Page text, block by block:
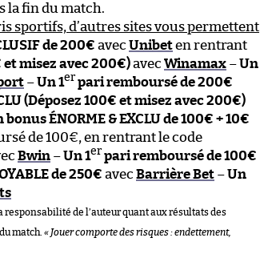
la fin du match.
sportifs, d’autres sites vous permettent
de 200€ avec Unibeten rentrant
et misez avec 200€)avec Winamax –Un
–Un 1er pari remboursé de 200€
(Déposez 100€ et misez avec 200€)
bonus ÉNORME & EXCLU de 100€ + 10€
de 100€, en rentrant le code
Bwin –Un 1er pari remboursé de 100€
de 250€ avec Barrière Bet –Un
de l’auteur quant aux résultats des
match. « Jouer comporte des risques : endettement,